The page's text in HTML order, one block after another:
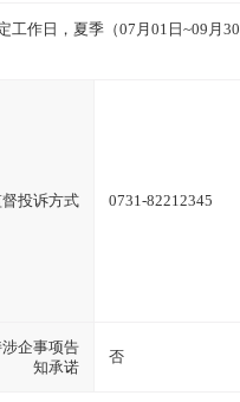
作日，夏季（07月01日~09月
督投诉方式 0731-82212345
企事项告
知承诺
否